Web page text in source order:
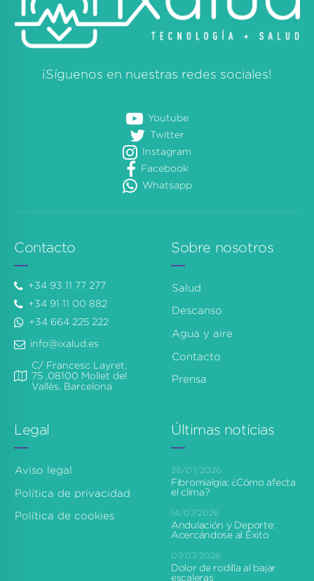
¡Síguenos en nuestras redes sociales!
Youtube
Twitter
Instagram
Facebook
Whatsapp
Contacto
+34 93 11 77 277
+34 91 11 00 882
+34 664 225 222
info@ixalud.es
C/ Francesc Layret,
75 ,08100 Mollet del
Vallès, Barcelona
Sobre nosotros
Salud
Descanso
Agua y aire
Contacto
Prensa
Legal
Aviso legal
Política de privacidad
Política de cookies
Últimas notícias
28/07/2026
Fibromialgia: ¿Cómo afecta
el clima?
14/07/2026
Andulación y Deporte:
Acercándose al Éxito
07/07/2026
Dolor de rodilla al bajar
escaleras